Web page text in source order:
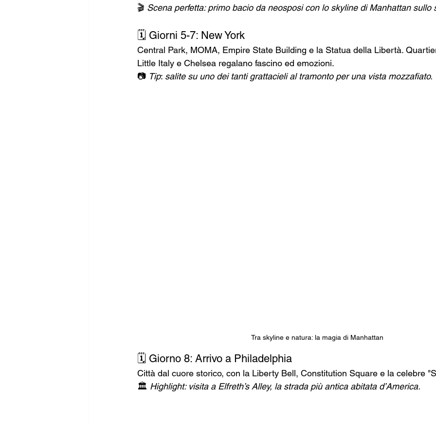
🎬 Scena perfetta: primo bacio da neosposi con lo skyline di Manhattan sullo
🗓️ Giorni 5-7: New York
Central Park, MOMA, Empire State Building e la Statua della Libertà.
Little Italy e Chelsea regalano fascino ed emozioni.
📷 Tip: salite su uno dei tanti grattacieli al tramonto per una vista mozzafiato.
Tra skyline e natura: la magia di Manhattan
🗓️ Giorno 8: Arrivo a Philadelphia
Città dal cuore storico, con la Liberty Bell, Constitution Square e la celebre
🏛️ Highlight: visita a Elfreth’s Alley, la strada più antica abitata d’America.